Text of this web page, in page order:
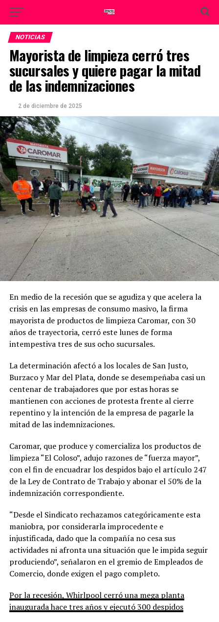
NOTICIAS
Mayorista de limpieza cerró tres
sucursales y quiere pagar la mitad
de las indemnizaciones
2 de diciembre de 2025
En medio de la recesión que se agudiza y que acelera la
crisis en las empresas de consumo masivo, la firma
mayorista de productos de limpieza Caromar, con 30
años de trayectoria, cerró este lunes de forma
intempestiva tres de sus ocho sucursales.
La determinación afectó a los locales de San Justo,
Burzaco y Mar del Plata, donde se desempeñaba casi un
centenar de trabajadores que por estas horas se
mantienen con acciones de protesta frente al cierre
repentino y la intención de la empresa de pagarle la
mitad de las indemnizaciones.
Caromar, que produce y comercializa los productos de
limpieza “El Coloso”, adujo razones de “fuerza mayor”,
con el fin de encuadrar los despidos bajo el artículo 247
de la Ley de Contrato de Trabajo y abonar el 50% de la
indemnización correspondiente.
“Desde el Sindicato rechazamos categóricamente esta
maniobra, por considerarla improcedente e
injustificada, dado que la compañía no cesa sus
actividades ni afronta una situación que le impida seguir
produciendo”, señalaron en el gremio de Empleados de
Comercio, donde exigen el pago completo.
Por la recesión, Whirlpool cerró una mega planta
inaugurada hace tres años y ejecutó 300 despidos